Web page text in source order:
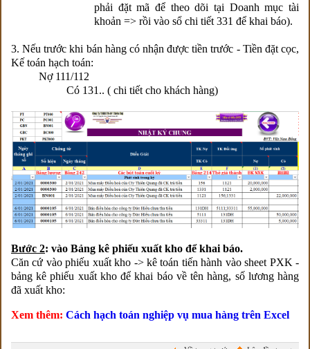
phải đặt mã để theo dõi tại Doanh mục tài
khoản => rồi vào sổ chi tiết 331 để khai báo).
3. Nếu trước khi bán hàng có nhận được tiền trước - Tiền đặt cọc,
Kế toán hạch toán:
Nợ 111/112
Có 131.. ( chi tiết cho khách hàng)
Bước 2: vào Bảng kê phiếu xuất kho để khai báo.
Căn cứ vào phiếu xuất kho -> kê toán tiến hành vào sheet PXK -
bảng kê phiếu xuất kho để khai báo về tên hàng, số lương hàng
đã xuất kho:
Xem thêm: Cách hạch toán nghiệp vụ mua hàng trên Excel